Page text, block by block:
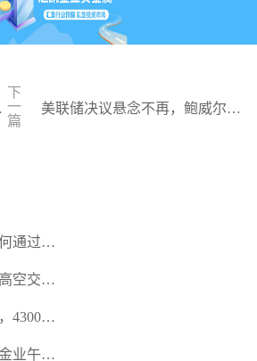
下
一
篇
美联储决议悬念不再，鲍威尔去
通过正
？
空交易
4300关
业午盘